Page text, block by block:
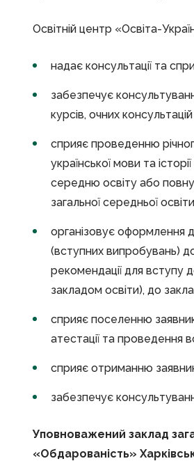
Освітній центр «Освіта-
надає консультації та
забезпечує
курсів, очних
сприяє проведенню
української мови та
середню освіту або
загальної середньої
організовує оформлення
(вступних випробувань)
рекомендації для вступу
закладом освіти), до
сприяє поселенню
атестації та проведення
сприяє отриманню
забезпечує
Уповноважений заклад
«Обдарованість»